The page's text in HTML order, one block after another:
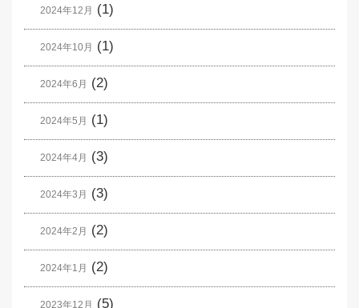
2024年12月 (1)
2024年10月 (1)
2024年6月 (2)
2024年5月 (1)
2024年4月 (3)
2024年3月 (3)
2024年2月 (2)
2024年1月 (2)
2023年12月 (5)